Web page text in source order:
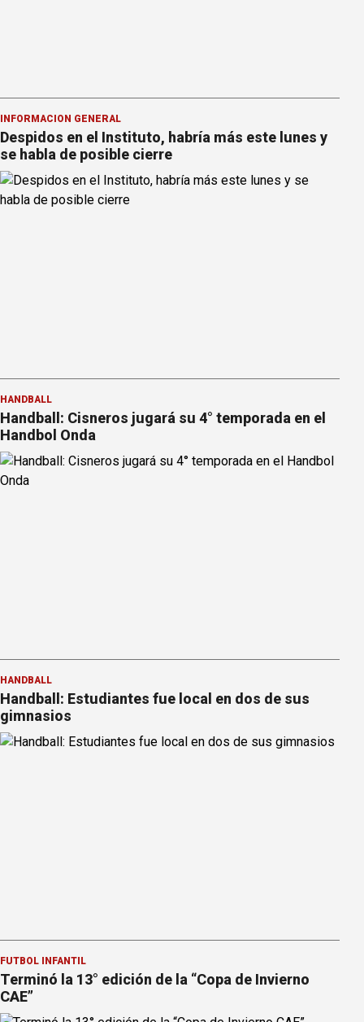
INFORMACION GENERAL
Despidos en el Instituto, habría más este lunes y
se habla de posible cierre
HANDBALL
Handball: Cisneros jugará su 4° temporada en el
Handbol Onda
HANDBALL
Handball: Estudiantes fue local en dos de sus
gimnasios
FÚTBOL INFANTIL
Terminó la 13° edición de la “Copa de Invierno
CAE”